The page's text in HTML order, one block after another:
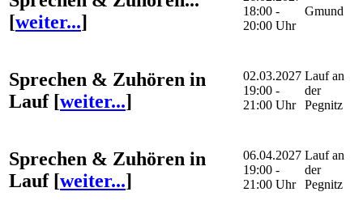
[weiter...]
18:00 -
20:00 Uhr
Gmund
Sprechen & Zuhören in
Lauf [weiter...]
02.03.2027
19:00 -
21:00 Uhr
Lauf an
der
Pegnitz
Sprechen & Zuhören in
Lauf [weiter...]
06.04.2027
19:00 -
21:00 Uhr
Lauf an
der
Pegnitz